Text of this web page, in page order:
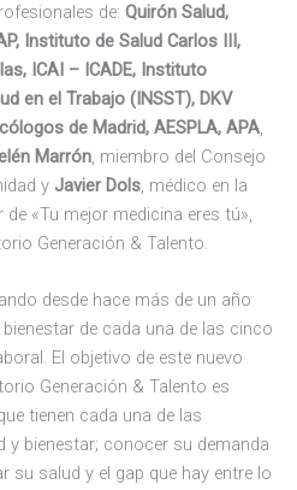
de: Quirón Salud,
Instituto de Salud Carlos III,
ICAI – ICADE, Instituto
en el Trabajo (INSST), DKV
de Madrid, AESPLA, APA,
Marrón, miembro del Consejo
y Javier Dols, médico en la
«Tu mejor medicina eres tú»,
Generación & Talento.
desde hace más de un año
de cada una de las cinco
El objetivo de este nuevo
Generación & Talento es
tienen cada una de las
y bienestar; conocer su demanda
su salud y el gap que hay entre lo